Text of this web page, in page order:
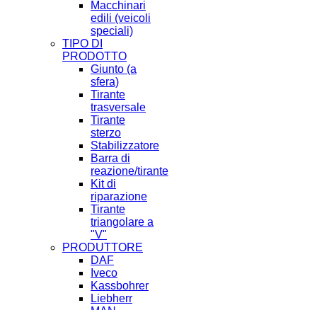
Macchinari
edili (veicoli
speciali)
TIPO DI
PRODOTTO
Giunto (a
sfera)
Tirante
trasversale
Tirante
sterzo
Stabilizzatore
Barra di
reazione/tirante
Kit di
riparazione
Tirante
triangolare a
"V"
PRODUTTORE
DAF
Iveco
Kassbohrer
Liebherr